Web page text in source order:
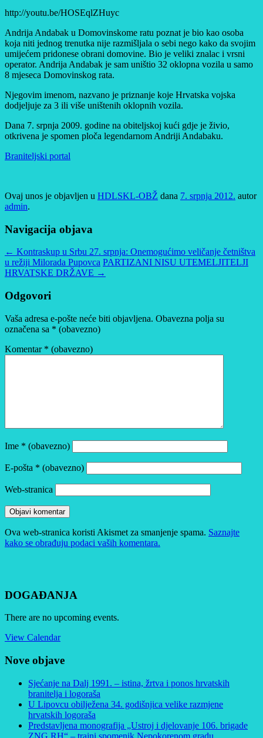
http://youtu.be/HOSEqlZHuyc
Andrija Andabak u Domovinskome ratu poznat je bio kao osoba
koja niti jednog trenutka nije razmišljala o sebi nego kako da svojim
umijećem pridonese obrani domovine. Bio je veliki znalac i vrsni
operator. Andrija Andabak je sam uništio 32 oklopna vozila u samo
8 mjeseca Domovinskog rata.
Njegovim imenom, nazvano je priznanje koje Hrvatska vojska
dodjeljuje za 3 ili više uništenih oklopnih vozila.
Dana 7. srpnja 2009. godine na obiteljskoj kući gdje je živio,
otkrivena je spomen ploča legendarnom Andriji Andabaku.
Braniteljski portal
Ovaj unos je objavljen u HDLSKL-OBŽ dana 7. srpnja 2012. autor
admin.
Navigacija objava
← Kontraskup u Srbu 27. srpnja: Onemogućimo veličanje četništva
u režiji Milorada Pupovca PARTIZANI NISU UTEMELJITELJI
HRVATSKE DRŽAVE →
Odgovori
Vaša adresa e-pošte neće biti objavljena. Obavezna polja su
označena sa * (obavezno)
Komentar * (obavezno)
Ime * (obavezno)
E-pošta * (obavezno)
Web-stranica
Ova web-stranica koristi Akismet za smanjenje spama. Saznajte
kako se obrađuju podaci vaših komentara.
DOGAĐANJA
There are no upcoming events.
View Calendar
Nove objave
Sjećanje na Dalj 1991. – istina, žrtva i ponos hrvatskih
branitelja i logoraša
U Lipovcu obilježena 34. godišnjica velike razmjene
hrvatskih logoraša
Predstavljena monografija „Ustroj i djelovanje 106. brigade
ZNG RH“ – trajni spomenik Nepokorenom gradu